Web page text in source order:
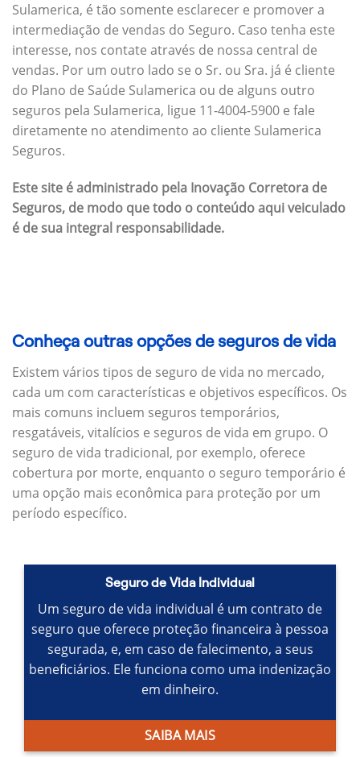
Sulamerica, é tão somente esclarecer e promover a
intermediação de vendas do Seguro. Caso tenha este
interesse, nos contate através de nossa central de
vendas. Por um outro lado se o Sr. ou Sra. já é cliente
do Plano de Saúde Sulamerica ou de alguns outro
seguros pela Sulamerica, ligue 11-4004-5900 e fale
diretamente no atendimento ao cliente Sulamerica
Seguros.
Este site é administrado pela Inovação Corretora de
Seguros, de modo que todo o conteúdo aqui veiculado
é de sua integral responsabilidade.
Conheça outras opções de seguros de vida
Existem vários tipos de seguro de vida no mercado,
cada um com características e objetivos específicos. Os
mais comuns incluem seguros temporários,
resgatáveis, vitalícios e seguros de vida em grupo. O
seguro de vida tradicional, por exemplo, oferece
cobertura por morte, enquanto o seguro temporário é
uma opção mais econômica para proteção por um
período específico.
Seguro de Vida Individual
Um seguro de vida individual é um contrato de
seguro que oferece proteção financeira à pessoa
segurada, e, em caso de falecimento, a seus
beneficiários. Ele funciona como uma indenização
em dinheiro.
SAIBA MAIS